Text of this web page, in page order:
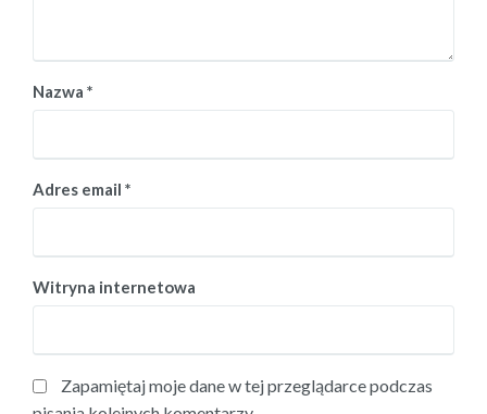
Nazwa *
Adres email *
Witryna internetowa
Zapamiętaj moje dane w tej przeglądarce podczas